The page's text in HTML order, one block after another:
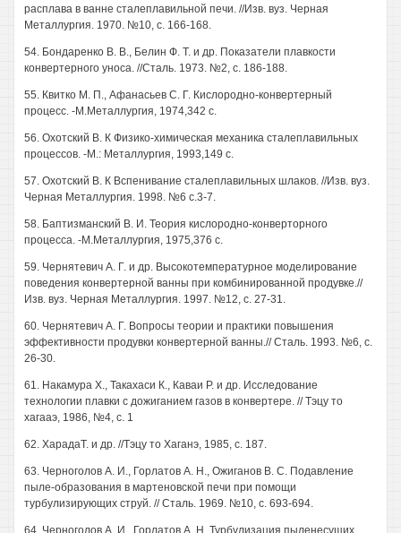
расплава в ванне сталеплавильной печи. //Изв. вуз. Черная
Металлургия. 1970. №10, с. 166-168.
54. Бондаренко В. В., Белин Ф. Т. и др. Показатели плавкости
конвертерного уноса. //Сталь. 1973. №2, с. 186-188.
55. Квитко М. П., Афанасьев С. Г. Кислородно-конвертерный
процесс. -М.Металлургия, 1974,342 с.
56. Охотский В. К Физико-химическая механика сталеплавильных
процессов. -М.: Металлургия, 1993,149 с.
57. Охотский В. К Вспенивание сталеплавильных шлаков. //Изв. вуз.
Черная Металлургия. 1998. №6 с.3-7.
58. Баптизманский В. И. Теория кислородно-конверторного
процесса. -М.Металлургия, 1975,376 с.
59. Чернятевич А. Г. и др. Высокотемпературное моделирование
поведения конвертерной ванны при комбинированной продувке.//
Изв. вуз. Черная Металлургия. 1997. №12, с. 27-31.
60. Чернятевич А. Г. Вопросы теории и практики повышения
эффективности продувки конвертерной ванны.// Сталь. 1993. №6, с.
26-30.
61. Накамура X., Такахаси К., Каваи Р. и др. Исследование
технологии плавки с дожиганием газов в конвертере. // Тэцу то
хагааэ, 1986, №4, с. 1
62. ХарадаТ. и др. //Тэцу то Хаганэ, 1985, с. 187.
63. Черноголов А. И., Горлатов А. Н., Ожиганов В. С. Подавление
пыле-образования в мартеновской печи при помощи
турбулизирующих струй. // Сталь. 1969. №10, с. 693-694.
64. Черноголов А. И., Горлатов А. Н. Турбулизация пыленесущих